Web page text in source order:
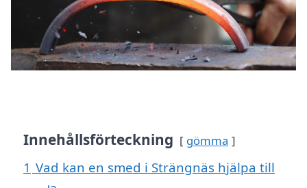
Innehållsförteckning gömma
1 Vad kan en smed i Strängnäs hjälpa till